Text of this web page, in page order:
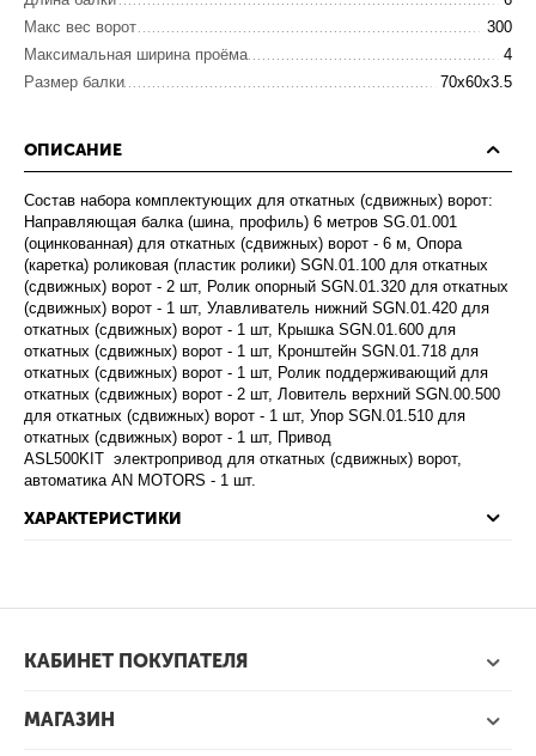
Макс вес ворот
300
Максимальная ширина проёма
4
Размер балки
70x60x3.5
ОПИСАНИЕ
Состав набора комплектующих для откатных (сдвижных) ворот:
Направляющая балка (шина, профиль) 6 метров SG.01.001
(оцинкованная) для откатных (сдвижных) ворот - 6 м, Опора
(каретка) роликовая (пластик ролики) SGN.01.100 для откатных
(сдвижных) ворот - 2 шт, Ролик опорный SGN.01.320 для откатных
(сдвижных) ворот - 1 шт, Улавливатель нижний SGN.01.420 для
откатных (сдвижных) ворот - 1 шт, Крышка SGN.01.600 для
откатных (сдвижных) ворот - 1 шт, Кронштейн SGN.01.718 для
откатных (сдвижных) ворот - 1 шт, Ролик поддерживающий для
откатных (сдвижных) ворот - 2 шт, Ловитель верхний SGN.00.500
для откатных (сдвижных) ворот - 1 шт, Упор SGN.01.510 для
откатных (сдвижных) ворот - 1 шт, Привод
ASL500KIT электропривод для откатных (сдвижных) ворот,
автоматика AN MOTORS - 1 шт.
ХАРАКТЕРИСТИКИ
КАБИНЕТ ПОКУПАТЕЛЯ
МАГАЗИН